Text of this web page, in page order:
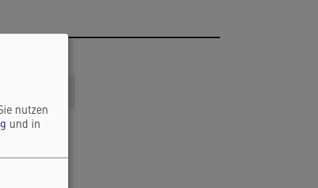
nutzen
und in